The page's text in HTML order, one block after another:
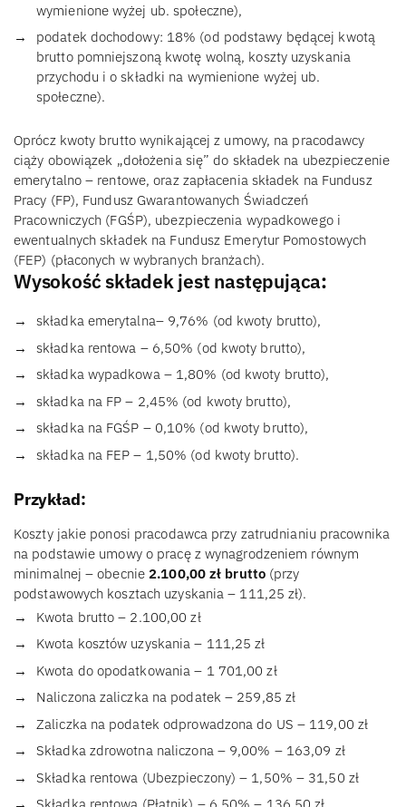
wymienione wyżej ub. społeczne),
podatek dochodowy: 18% (od podstawy będącej kwotą
brutto pomniejszoną kwotę wolną, koszty uzyskania
przychodu i o składki na wymienione wyżej ub.
społeczne).
Oprócz kwoty brutto wynikającej z umowy, na pracodawcy
ciąży obowiązek „dołożenia się” do składek na ubezpieczenie
emerytalno – rentowe, oraz zapłacenia składek na Fundusz
Pracy (FP), Fundusz Gwarantowanych Świadczeń
Pracowniczych (FGŚP), ubezpieczenia wypadkowego i
ewentualnych składek na Fundusz Emerytur Pomostowych
(FEP) (płaconych w wybranych branżach).
Wysokość składek jest następująca:
składka emerytalna– 9,76% (od kwoty brutto),
składka rentowa – 6,50% (od kwoty brutto),
składka wypadkowa – 1,80% (od kwoty brutto),
składka na FP – 2,45% (od kwoty brutto),
składka na FGŚP – 0,10% (od kwoty brutto),
składka na FEP – 1,50% (od kwoty brutto).
Przykład:
Koszty jakie ponosi pracodawca przy zatrudnianiu pracownika
na podstawie umowy o pracę z wynagrodzeniem równym
minimalnej – obecnie 2.100,00 zł brutto(przy
podstawowych kosztach uzyskania – 111,25 zł).
Kwota brutto – 2.100,00 zł
Kwota kosztów uzyskania – 111,25 zł
Kwota do opodatkowania – 1 701,00 zł
Naliczona zaliczka na podatek – 259,85 zł
Zaliczka na podatek odprowadzona do US – 119,00 zł
Składka zdrowotna naliczona – 9,00% – 163,09 zł
Składka rentowa (Ubezpieczony) – 1,50% – 31,50 zł